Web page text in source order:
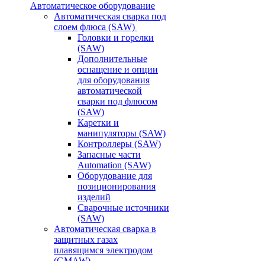
Автоматическое оборудование
Автоматическая сварка под
слоем флюса (SAW)
Головки и горелки
(SAW)
Дополнительные
оснащение и опции
для оборудования
автоматической
сварки под флюсом
(SAW)
Каретки и
манипуляторы (SAW)
Контроллеры (SAW)
Запасные части
Automation (SAW)
Оборудование для
позиционирования
изделий
Сварочные источники
(SAW)
Автоматическая сварка в
защитных газах
плавящимся электродом